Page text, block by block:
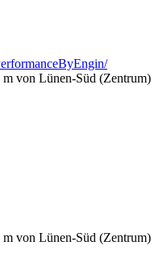
m von Lünen-Süd (Zentrum)
m von Lünen-Süd (Zentrum)